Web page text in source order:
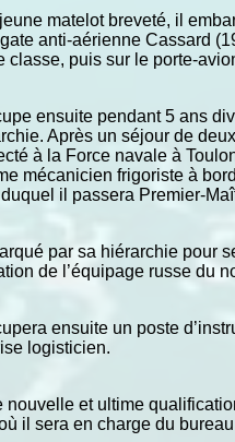
matelot breveté, il
anti-aérienne Cassard
classe, puis sur le porte-
ensuite pendant 5 ans
Après un séjour de
à la Force navale à
mécanicien frigoriste à
il passera Premier-
par sa hiérarchie pour
de l’équipage russe du
ensuite un poste
logisticien.
nouvelle et ultime
il sera en charge du